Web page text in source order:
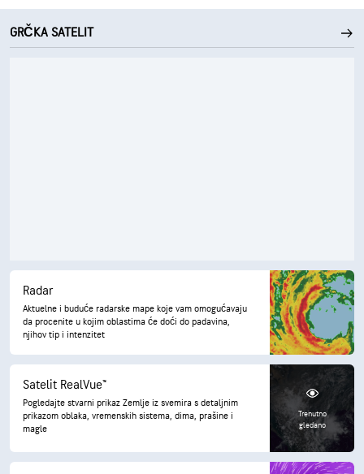
GRČKA SATELIT
Radar
Aktuelne i buduće radarske mape koje vam omogućavaju
da procenite u kojim oblastima će doći do padavina,
njihov tip i intenzitet
Satelit RealVue™
Pogledajte stvarni prikaz Zemlje iz svemira s detaljnim
prikazom oblaka, vremenskih sistema, dima, prašine i
magle
Trenutno
gledano